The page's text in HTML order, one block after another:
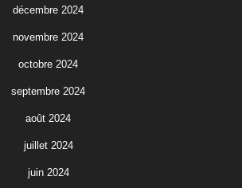
décembre 2024
novembre 2024
octobre 2024
septembre 2024
août 2024
juillet 2024
juin 2024